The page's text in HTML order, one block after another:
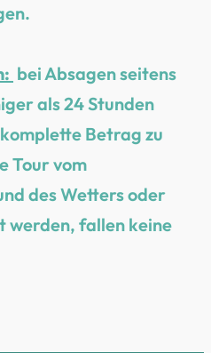
bei Absagen seitens
als 24 Stunden
Betrag zu
Tour vom
des Wetters oder
werden, fallen keine